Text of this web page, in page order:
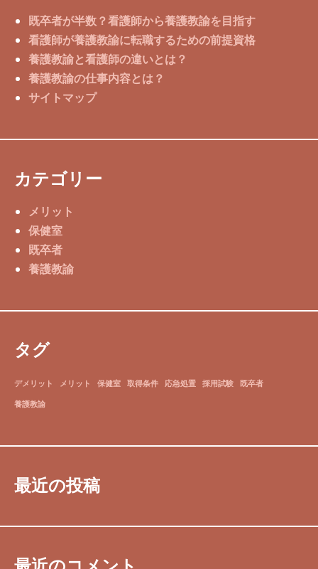
既卒者が半数？看護師から養護教諭を目指す
看護師が養護教諭に転職するための前提資格
養護教諭と看護師の違いとは？
養護教諭の仕事内容とは？
サイトマップ
カテゴリー
メリット
保健室
既卒者
養護教諭
タグ
デメリット メリット 保健室 取得条件 応急処置 採用試験 既卒者
養護教諭
最近の投稿